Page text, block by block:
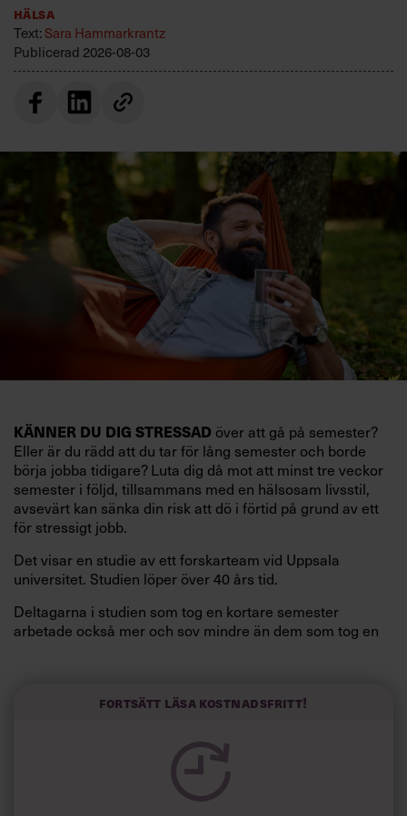
Hälsa
Text: Sara Hammarkrantz
Publicerad 2026-08-03
KÄNNER DU DIG STRESSAD över att gå på semester?
Eller är du rädd att du tar för lång semester och borde
börja jobba tidigare? Luta dig då mot att minst tre veckor
semester i följd, tillsammans med en hälsosam livsstil,
avsevärt kan sänka din risk att dö i förtid på grund av ett
för stressigt jobb.
Det visar en studie av ett forskarteam vid Uppsala
universitet. Studien löper över 40 års tid.
Deltagarna i studien som tog en kortare semester
arbetade också mer och sov mindre än dem som tog en
Forskarna tror sig dessutom kunna uttyda att en längre
försök att förändra livsstilsvanor.
Fortsätt läsa kostnadsfritt!